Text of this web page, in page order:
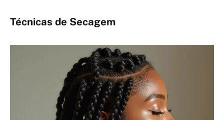
Técnicas de Secagem